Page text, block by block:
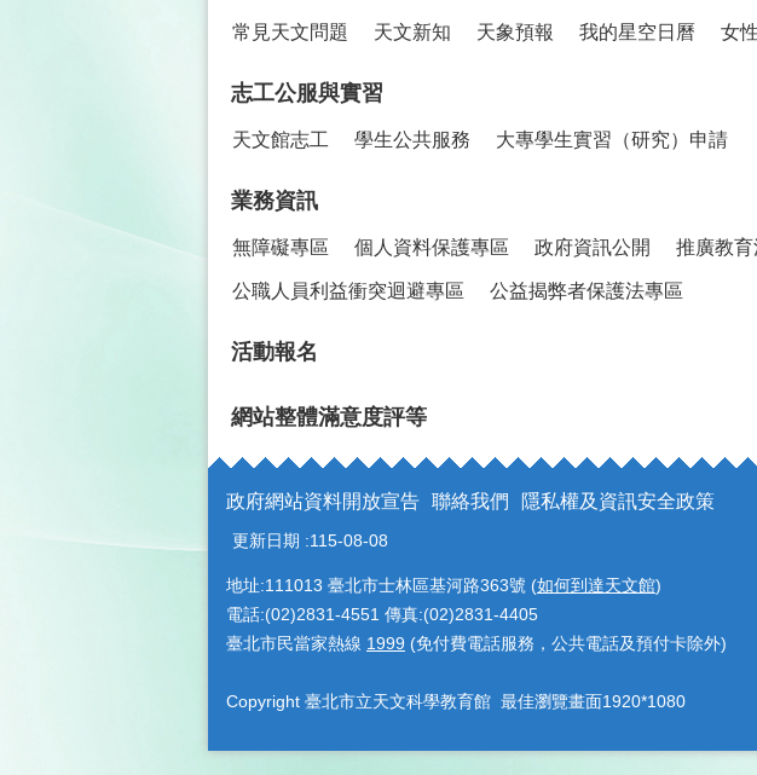
常見天文問題 天文新知 天象預報 我的星空日曆 女
志工公服與實習
天文館志工 學生公共服務 大專學生實習（研究）申請
業務資訊
無障礙專區 個人資料保護專區 政府資訊公開 推廣教育
公職人員利益衝突迴避專區 公益揭弊者保護法專區
活動報名
網站整體滿意度評等
政府網站資料開放宣告 聯絡我們 隱私權及資訊安全政策
更新日期 115-08-08
地址:111013 臺北市士林區基河路363號 (如何到達天文館)
電話:(02)2831-4551 傳真:(02)2831-4405
臺北市民當家熱線 1999 (免付費電話服務，公共電話及預付卡除外)
Copyright 臺北市立天文科學教育館 最佳瀏覽畫面1920*1080